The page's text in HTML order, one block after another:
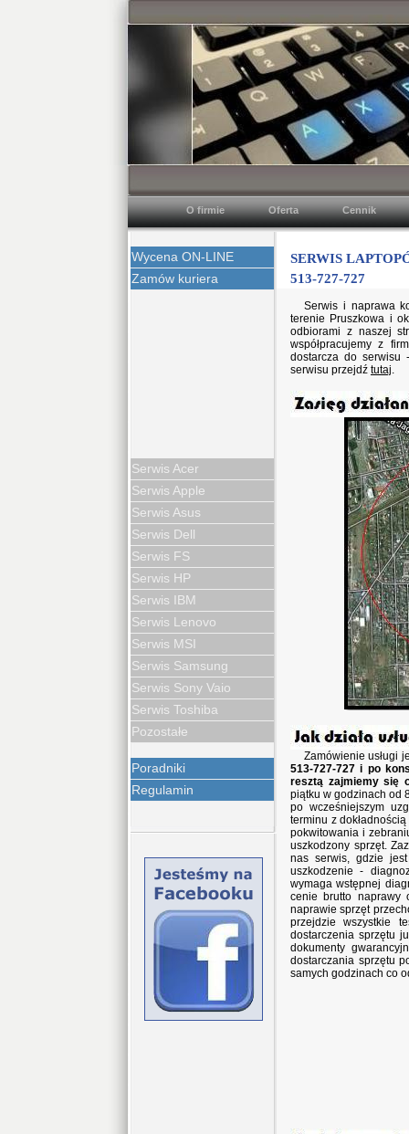
O firmie Oferta Cennik
Wycena ON-LINE
Zamów kuriera
Serwis Acer
Serwis Apple
Serwis Asus
Serwis Dell
Serwis FS
Serwis HP
Serwis IBM
Serwis Lenovo
Serwis MSI
Serwis Samsung
Serwis Sony Vaio
Serwis Toshiba
Pozostałe
Poradniki
Regulamin
SERWIS
513-727-727
Serwis i naprawa
terenie Pruszkowa i
odbiorami z naszej
współpracujemy z
dostarcza do serwisu
serwisu przejdź tutaj.
Zamówienie usługi
513-727-727 i po
resztą zajmiemy się
piątku w godzinach od
po wcześniejszym
terminu z
pokwitowania i
uszkodzony sprzęt.
nas serwis, gdzie
uszkodzenie -
wymaga wstępnej
cenie brutto naprawy
naprawie sprzęt
przejdzie wszystkie
dostarczenia sprzętu
dokumenty
dostarczania sprzętu
samych godzinach co